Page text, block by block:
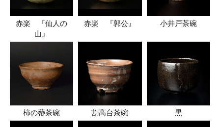
赤楽 『仙人の
山』
赤楽 『郭公』 小井戸茶碗
柿の蔕茶碗 割高台茶碗 黒